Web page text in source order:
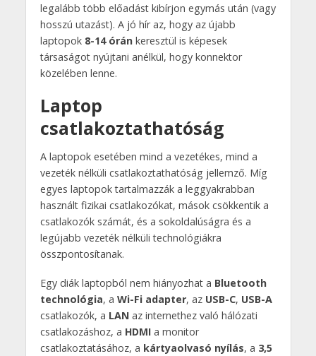
legalább több előadást kibírjon egymás után (vagy
hosszú utazást). A jó hír az, hogy az újabb
laptopok 8-14 óránkeresztül is képesek
társaságot nyújtani anélkül, hogy konnektor
közelében lenne.
Laptop
csatlakoztathatóság
A laptopok esetében mind a vezetékes, mind a
vezeték nélküli csatlakoztathatóság jellemző. Míg
egyes laptopok tartalmazzák a leggyakrabban
használt fizikai csatlakozókat, mások csökkentik a
csatlakozók számát, és a sokoldalúságra és a
legújabb vezeték nélküli technológiákra
összpontosítanak.
Egy diák laptopból nem hiányozhat a Bluetooth
technológia, a Wi-Fi adapter, az USB-C, USB-A
csatlakozók, a LANaz internethez való hálózati
csatlakozáshoz, a HDMIa monitor
csatlakoztatásához, a kártyaolvasó nyílás, a 3,5